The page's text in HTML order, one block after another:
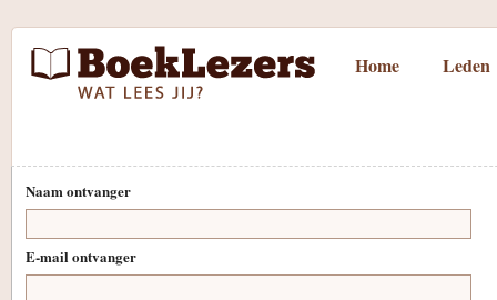
Home Leden
Naam ontvanger
E-mail ontvanger